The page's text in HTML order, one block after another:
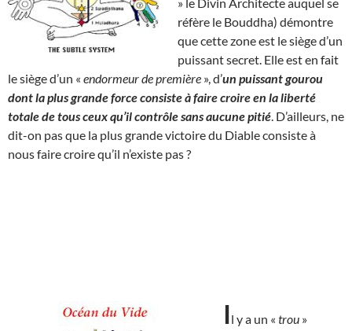
réfère le Bouddha) démontre
que cette zone est le siège d’un
puissant secret. Elle est en fait
le siège d’un « endormeur de première », d’un puissant gourou
dont la plus grande force consiste à faire croire en la liberté
totale de tous ceux qu’il contrôle sans aucune pitié . D’ailleurs, ne
dit-on pas que la plus grande victoire du Diable consiste à
nous faire croire qu’il n’existe pas ?
Il y a un « trou »